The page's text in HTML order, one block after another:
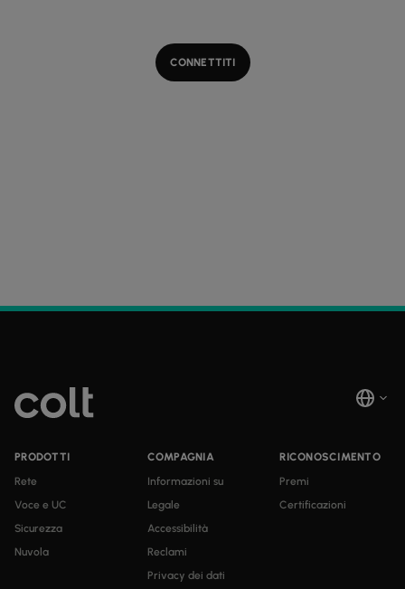
CONNETTITI
PRODOTTI
Rete
Voce e UC
Sicurezza
Nuvola
COMPAGNIA
Informazioni su
Legale
Accessibilità
Reclami
Privacy dei dati
RICONOSCIMENTO
Premi
Certificazioni